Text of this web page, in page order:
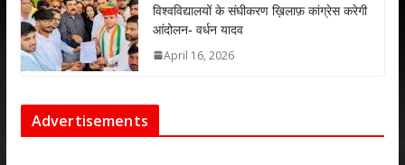
विश्वविद्यालयों के संघीकरण ख़िलाफ़ कांग्रेस करेगी
आंदोलन- वर्धन यादव
April 16, 2026
Advertisements